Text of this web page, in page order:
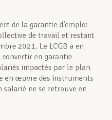
de la garantie d’emploi
de travail et restant
2021. Le LCGB a en
en garantie
impactés par le plan
en œuvre des instruments
salarié ne se retrouve en